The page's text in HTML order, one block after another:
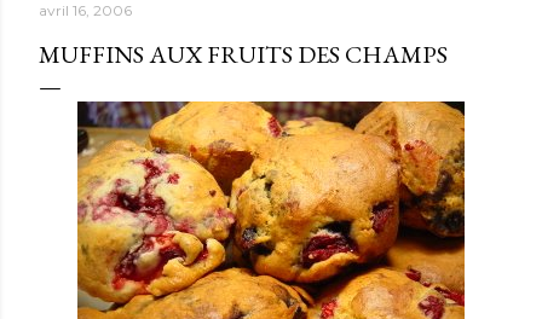
avril 16, 2006
MUFFINS AUX FRUITS DES CHAMPS